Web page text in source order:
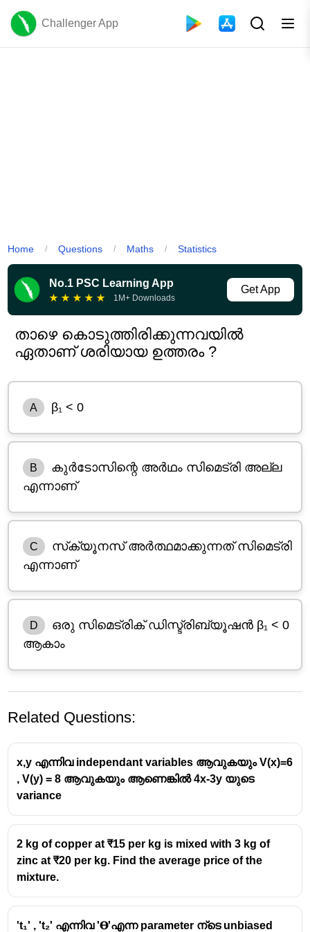
Challenger App
Home / Questions / Maths / Statistics
No.1 PSC Learning App
★ ★ ★ ★ ★ 1M+ Downloads
Get App
താഴെ കൊടുത്തിരിക്കുന്നവയിൽ
ഏതാണ് ശരിയായ ഉത്തരം ?
A β₁ < 0
B
കുർടോസിന്റെ അർഥം സിമെട്രി അല്ല
എന്നാണ്
C
സ്‌ക്യൂനസ് അർത്ഥമാക്കുന്നത് സിമെട്രി
എന്നാണ്
D
ഒരു സിമെട്രിക് ഡിസ്ട്രിബ്യൂഷൻ β₁ < 0
ആകാം
Related Questions:
x,y എന്നിവ independant variables ആവുകയും V(x)=6
, V(y) = 8 ആവുകയും ആണെങ്കിൽ 4x-3y യുടെ
variance
2 kg of copper at ₹15 per kg is mixed with 3 kg of
zinc at ₹20 per kg. Find the average price of the
mixture.
't₁' , 't₂' എന്നിവ '𝚹'എന്ന parameter ന്ടെ unbiased